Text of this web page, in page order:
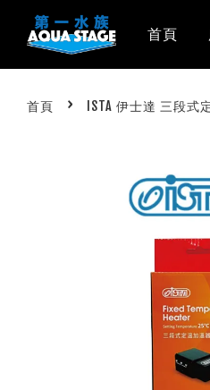
首頁
首頁 › ISTA 伊士達 三段式